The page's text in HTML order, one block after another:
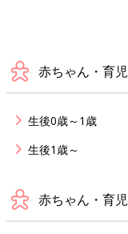
赤ちゃん・育児
生後0歳～1歳
生後1歳～
赤ちゃん・育児